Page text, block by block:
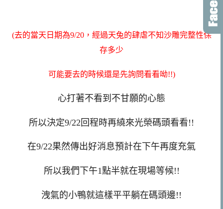
(去的當天日期為9/20，經過天兔的肆虐不知沙雕完整性保
存多少
可能要去的時候還是先詢問看看呦!!)
心打著不看到不甘願的心態
所以決定9/22回程時再繞來光榮碼頭看看!!
在9/22果然傳出好消息預計在下午再度充氣
所以我們下午1點半就在現場等候!!
洩氣的小鴨就這樣平平躺在碼頭邊!!